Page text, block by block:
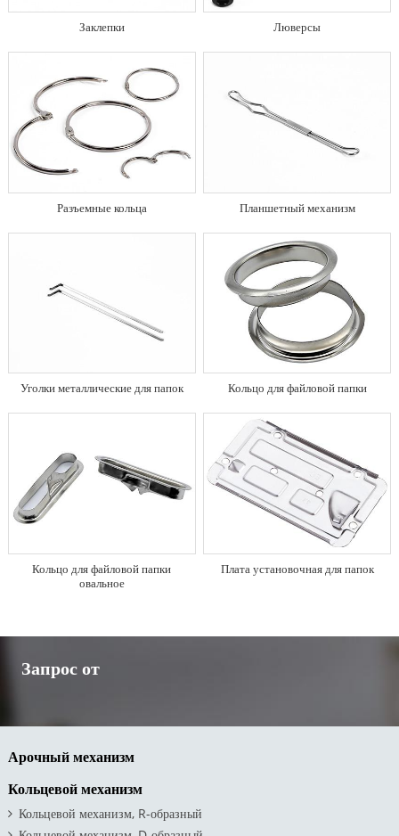
Заклепки Люверсы
Разъемные кольца Планшетный механизм
Уголки металлические для папок Кольцо для файловой папки
Кольцо для файловой папки
овальное
Плата установочная для папок
Запрос от
Арочный механизм
Кольцевой механизм
Кольцевой механизм, R-образный